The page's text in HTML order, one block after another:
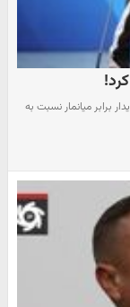
برابر میانمار نسبت به